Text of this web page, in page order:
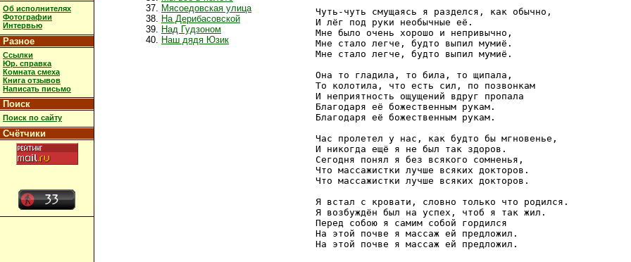
Об исполнителях
Фотографии
Интервью
Разное
Ссылки
Юр. справка
Комната смеха
Книга отзывов
Написать письмо
Поиск
Поиск по сайту
Счётчики
Мясоедовская улица
На Дерибасовской
Над Гудзоном
Наш дядя Юзик
Чуть-чуть смущаясь я разделся, как обычно,
И лёг под руки необычные её.
Мне было очень хорошо и непривычно,
Мне стало легче, будто выпил мумиё.
Мне стало легче, будто выпил мумиё.
Она то гладила, то била, то щипала,
То колотила, что есть сил, по позвонкам
И неприятность ощущений вдруг пропала
Благодаря её божественным рукам.
Благодаря её божественным рукам.
Час пролетел у нас, как будто бы мгновенье,
И никогда ещё я не был так здоров.
Сегодня понял я без всякого сомненья,
Что массажистки лучше всяких докторов.
Что массажистки лучше всяких докторов.
Я встал с кровати, словно только что родился.
Я возбуждён был на успех, чтоб я так жил.
Перед собою я самим собой гордился
На этой почве я массаж ей предложил.
На этой почве я массаж ей предложил.